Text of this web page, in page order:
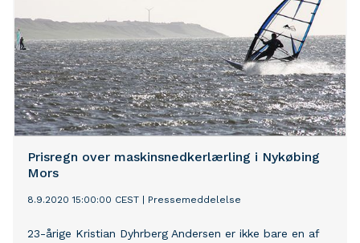
Prisregn over maskinsnedkerlærling i Nykøbing
Mors
8.9.2020 15:00:00 CEST Pressemeddelelse
23-årige Kristian Dyhrberg Andersen er ikke bare en af